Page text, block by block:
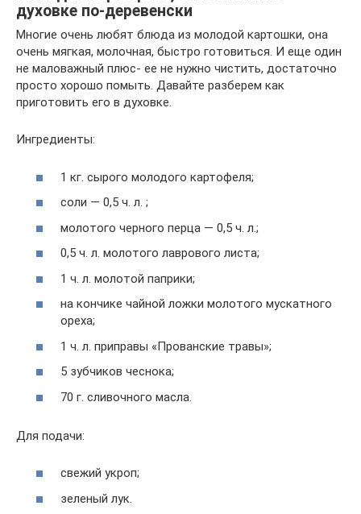
духовке по-деревенски
Многие очень любят блюда из молодой картошки, она
очень мягкая, молочная, быстро готовиться. И еще один
не маловажный плюс- ее не нужно чистить, достаточно
просто хорошо помыть. Давайте разберем как
приготовить его в духовке.
Ингредиенты:
1 кг. сырого молодого картофеля;
соли — 0,5 ч. л. ;
молотого черного перца — 0,5 ч. л.;
0,5 ч. л. молотого лаврового листа;
1 ч. л. молотой паприки;
на кончике чайной ложки молотого мускатного
ореха;
1 ч. л. приправы «Прованские травы»;
5 зубчиков чеснока;
70 г. сливочного масла.
Для подачи:
свежий укроп;
зеленый лук.